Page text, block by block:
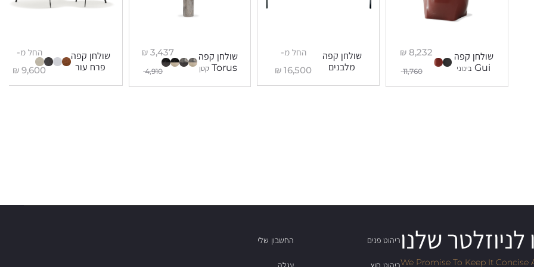
שולחן קפה
Gui בינוני
8,232
₪
11,760
שולחן קפה
מלבנים
החל מ-
16,500
₪
שולחן קפה
Torus קטן
3,437
₪
4,910
שולחן קפה
פרח עור
החל מ-
9,600
₪
שלנו
We Promise To Keep It Concise
ריהוט פנים החשבון שלי